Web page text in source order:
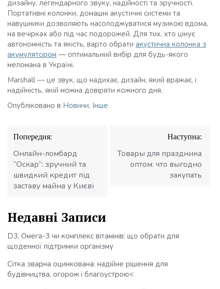
дизайну, легендарного звуку, надійності та зручності.
Портативні колонки, домашні акустичні системи та
навушники дозволяють насолоджуватися музикою вдома,
на вечірках або під час подорожей. Для тих, хто цінує
автономність та якість, варто обрати акустична колонка з
акумулятором — оптимальний вибір для будь-якого
меломана в Україні.
Marshall — це звук, що надихає, дизайн, який вражає, і
надійність, якій можна довіряти кожного дня.
Опубліковано в Новини, Інше
Навігація
записів
Попередня:
Онлайн-ломбард
“Оскар”: зручний та
швидкий кредит під
заставу майна у Києві
Наступна:
Товары для праздника
оптом: что выгодно
закупать
Недавні Записи
D3, Омега-3 чи комплекс вітамінів: що обрати для
щоденної підтримки організму
Сітка зварна оцинкована: надійне рішення для
будівництва, огорож і благоустрою<